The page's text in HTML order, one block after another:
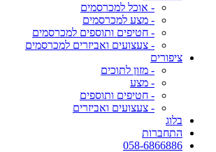
- אוכל למכרסמים
- מצע למכרסמים
- חטיפים ותוספים למכרסמים
- צעצועים ואביזרים למכרסמים
ציפורים
- מזון לתוכים
- מצע
- חטיפים ותוספים
- צעצועים ואביזרים
בלוג
התחברות
058-6866886